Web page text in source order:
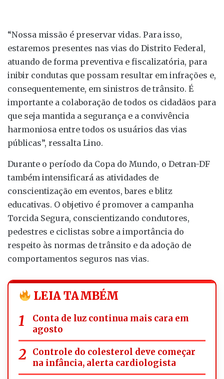
“Nossa missão é preservar vidas. Para isso,
estaremos presentes nas vias do Distrito Federal,
atuando de forma preventiva e fiscalizatória, para
inibir condutas que possam resultar em infrações e,
consequentemente, em sinistros de trânsito. É
importante a colaboração de todos os cidadãos para
que seja mantida a segurança e a convivência
harmoniosa entre todos os usuários das vias
públicas”, ressalta Lino.
Durante o período da Copa do Mundo, o Detran-DF
também intensificará as atividades de
conscientização em eventos, bares e blitz
educativas. O objetivo é promover a campanha
Torcida Segura, conscientizando condutores,
pedestres e ciclistas sobre a importância do
respeito às normas de trânsito e da adoção de
comportamentos seguros nas vias.
LEIA TAMBÉM
Conta de luz continua mais cara em
agosto
Controle do colesterol deve começar
na infância, alerta cardiologista